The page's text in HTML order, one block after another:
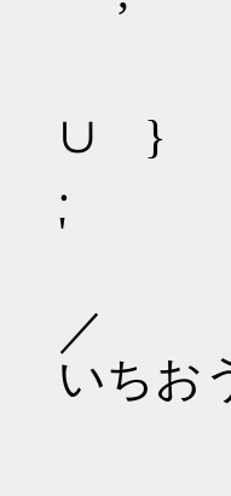
′
{
∪ }
.
'
／
いちお
∨/